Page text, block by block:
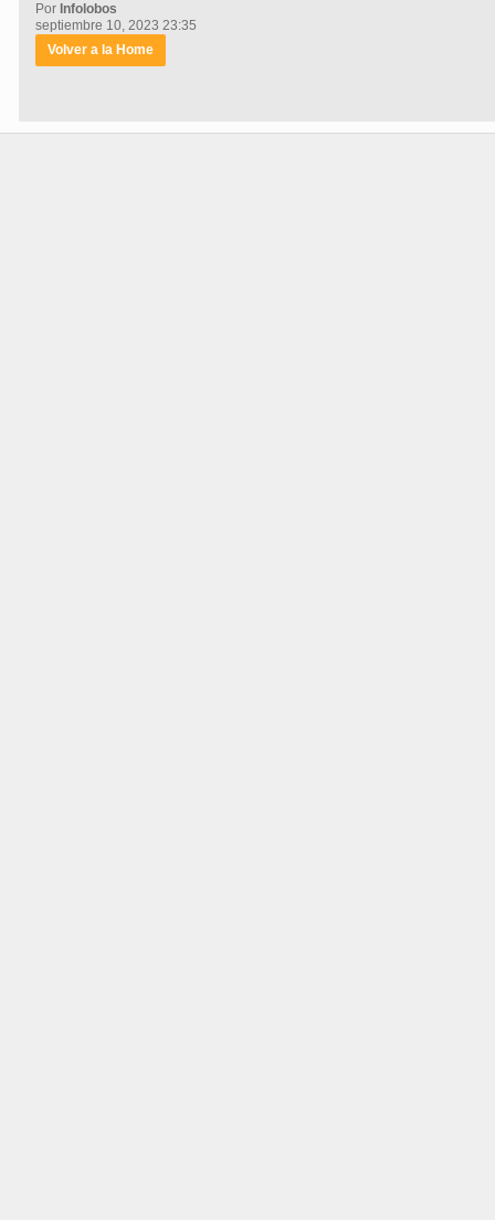
Por Infolobos
septiembre 10, 2023 23:35
Volver a la Home